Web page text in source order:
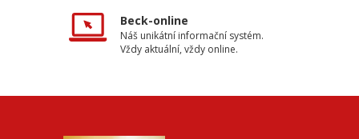
Beck-online
Náš unikátní informační systém.
Vždy aktuální, vždy online.